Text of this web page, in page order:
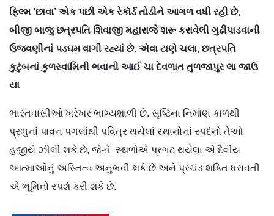
ફિલ્મ ‘છાવા’ એક પછી એક રેકૉર્ડ તોડીને આગળ વધી રહી છે,
બીજી બાજુ છત્રપતિ શિવાજી મહારાજે શરૂ કરાવેલી ગુઢીપાડવાની
ઉજવણીનાં પડઘમ વાગી રહ્યાં છે. એવા ટાણે ચલા, છત્રપતિ
કુટુંબનાં કુળસ્વામિની ભવાની આઈ ચા દેવળાત તુળજાપુર લા જાઉ
યા
ભારતવાસીઓ ખરેખર ભાગ્યશાળી છે. સૃષ્ટિના નિર્માણ કાળથી
પ્રભુનાં પાવન પગલાંથી પવિત્ર થયેલાં સ્થાનોનાં સ્પદંનો તેઓ
હજીયે ઝીલી શકે છે, જે-તે સ્થળોએ પ્રગટ થયેલા એ દૈવીય
આત્માઓનું અસ્તિત્વ અનુભવી શકે છે અને પ્રચંડ શક્તિ ધરાવતી
એ ભૂમિનો સ્પર્શ કરી શકે છે.